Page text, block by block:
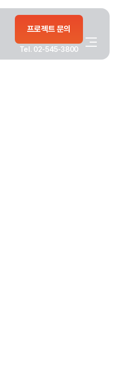
프로젝트 문의
Tel. 02-545-3800